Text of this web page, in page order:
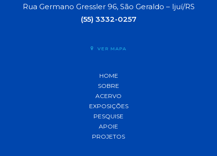
Rua Germano Gressler 96, São Geraldo – Ijuí/RS
(55) 3332-0257
VER MAPA
HOME
SOBRE
ACERVO
EXPOSIÇÕES
PESQUISE
APOIE
PROJETOS